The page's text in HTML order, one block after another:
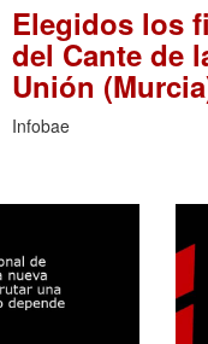
Elegidos los
del Cante de
Unión
Infobae